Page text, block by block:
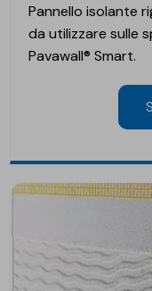
Pannello isolante
da utilizzare sulle
Pavawall® Smart.